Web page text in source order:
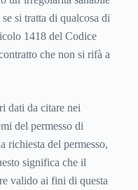
si tratta di qualcosa di
1418 del Codice
che non si rifà a
dati da citare nei
del permesso di
richiesta del permesso,
significa che il
valido ai fini di questa